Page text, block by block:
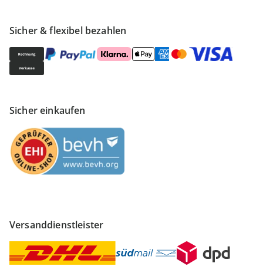
Sicher & flexibel bezahlen
Sicher einkaufen
Versanddienstleister